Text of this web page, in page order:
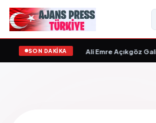
SON DAKİKA
“ yayımlandı Ali Emre Açıkgöz